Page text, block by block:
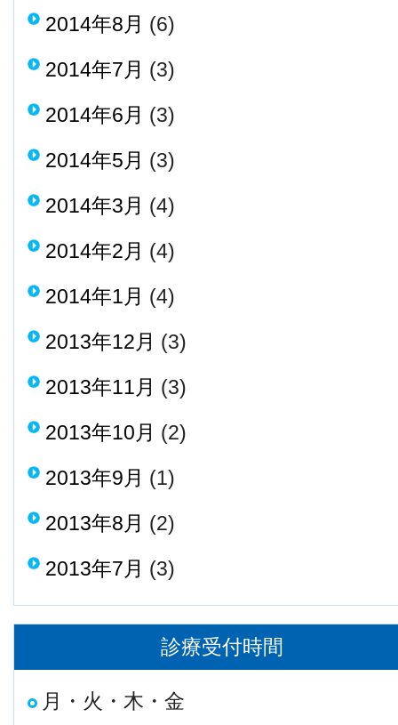
2014年8月 (6)
2014年7月 (3)
2014年6月 (3)
2014年5月 (3)
2014年3月 (4)
2014年2月 (4)
2014年1月 (4)
2013年12月 (3)
2013年11月 (3)
2013年10月 (2)
2013年9月 (1)
2013年8月 (2)
2013年7月 (3)
診療受付時間
月・火・木・金